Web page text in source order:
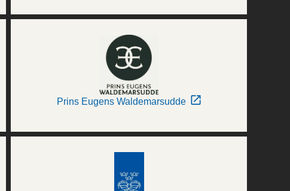
Prins Eugens Waldemarsudde